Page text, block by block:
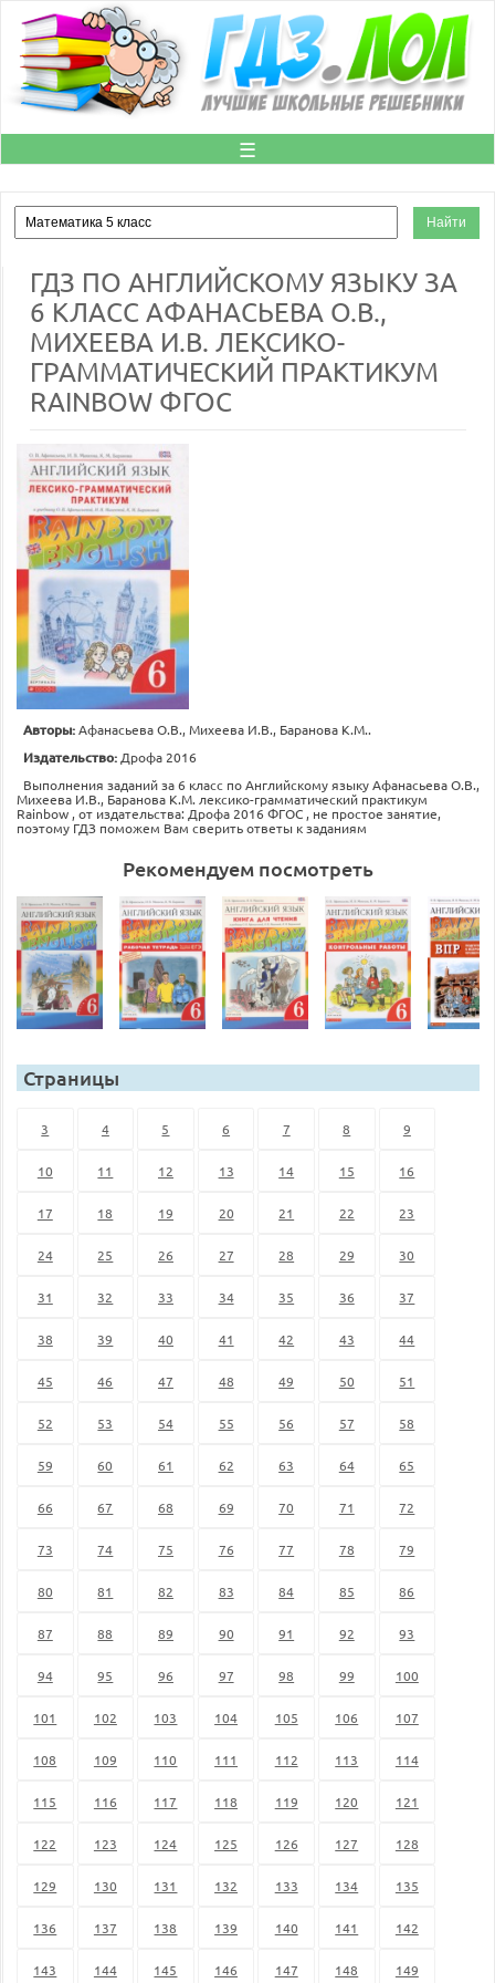
☰
ГДЗ ПО АНГЛИЙСКОМУ ЯЗЫКУ ЗА
6 КЛАСС АФАНАСЬЕВА О.В.,
МИХЕЕВА И.В. ЛЕКСИКО-
ГРАММАТИЧЕСКИЙ ПРАКТИКУМ
RAINBOW ФГОС
Авторы:Афанасьева О.В., Михеева И.В., Баранова К.М..
Издательство: Дрофа 2016
Выполнения заданий за 6 класс по Английскому языку Афанасьева О.В.,
Михеева И.В., Баранова К.М. лексико-грамматический практикум
Rainbow , от издательства: Дрофа 2016 ФГОС , не простое занятие,
поэтому ГДЗ поможем Вам сверить ответы к заданиям
Рекомендуем посмотреть
Страницы
3 4 5 6 7 8 9
10 11 12 13 14 15 16
17 18 19 20 21 22 23
24 25 26 27 28 29 30
31 32 33 34 35 36 37
38 39 40 41 42 43 44
45 46 47 48 49 50 51
52 53 54 55 56 57 58
59 60 61 62 63 64 65
66 67 68 69 70 71 72
73 74 75 76 77 78 79
80 81 82 83 84 85 86
87 88 89 90 91 92 93
94 95 96 97 98 99 100
101 102 103 104 105 106 107
108 109 110 111 112 113 114
115 116 117 118 119 120 121
122 123 124 125 126 127 128
129 130 131 132 133 134 135
136 137 138 139 140 141 142
143 144 145 146 147 148 149